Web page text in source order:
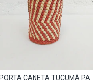
PORTA CANETA TUCUMÃ PA